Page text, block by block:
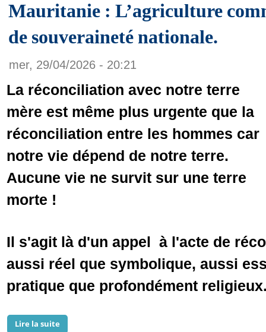
Mauritanie : L’agriculture
de souveraineté nationale.
mer, 29/04/2026 - 20:21
La réconciliation avec notre terre
mère est même plus urgente que la
réconciliation entre les hommes car
notre vie dépend de notre terre.
Aucune vie ne survit sur une terre
morte !
Il s'agit là d'un appel à l'acte de
aussi réel que symbolique, aussi
pratique que profondément
Lire la suite